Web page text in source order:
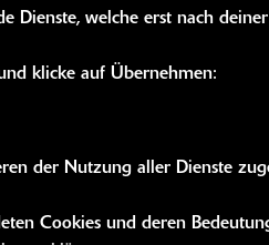
- 17:30
- 17:30
- 17:30
- 17:30
Kawasaki
Dienste, welche erst nach
klicke auf Übernehmen:
der Nutzung aller Dienste
Cookies und deren